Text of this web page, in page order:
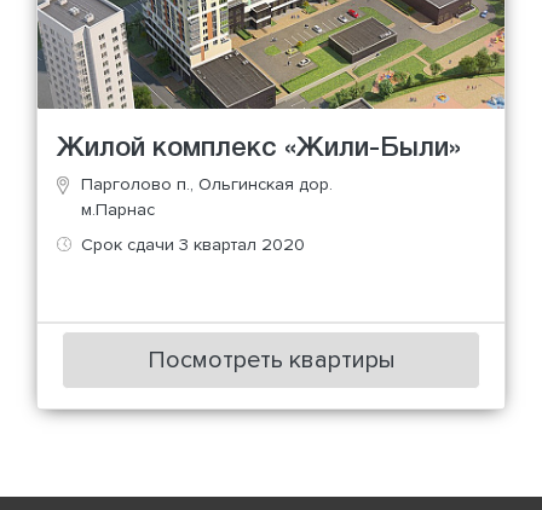
Жилой комплекс «Жили-Были»
Парголово п., Ольгинская дор.
м.Парнас
Срок сдачи 3 квартал 2020
Посмотреть квартиры